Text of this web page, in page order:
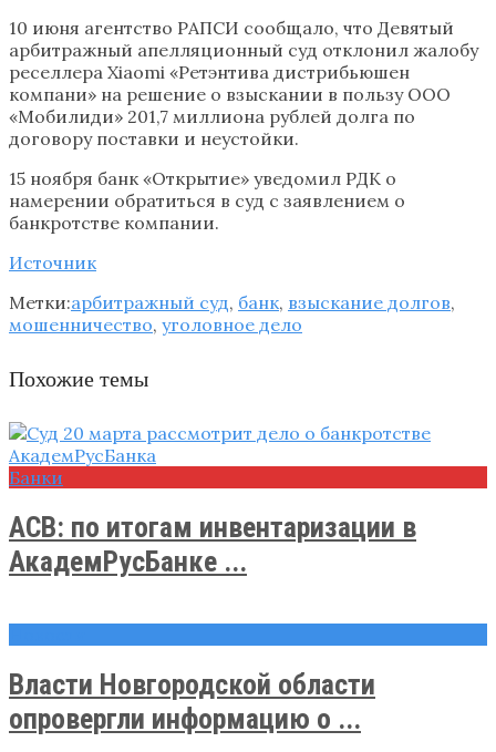
10 июня агентство РАПСИ сообщало, что Девятый
арбитражный апелляционный суд отклонил жалобу
реселлера Xiaomi «Ретэнтива дистрибьюшен
компани» на решение о взыскании в пользу ООО
«Мобилиди» 201,7 миллиона рублей долга по
договору поставки и неустойки.
15 ноября банк «Открытие» уведомил РДК о
намерении обратиться в суд с заявлением о
банкротстве компании.
Источник
Метки:арбитражный суд, банк, взыскание долгов,
мошенничество, уголовное дело
Похожие темы
Банки
АСВ: по итогам инвентаризации в
АкадемРусБанке ...
Власти Новгородской области
опровергли информацию о ...